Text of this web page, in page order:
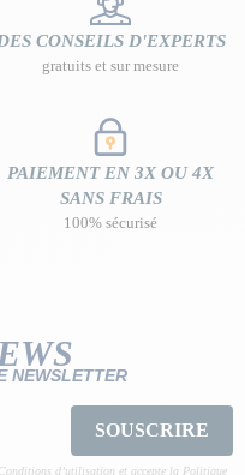
CONSEILS D'EXPERTS
gratuits et sur mesure
PAIEMENT EN 3X OU 4X
SANS FRAIS
100% sécurisé
NEWSLETTER
SOUSCRIRE
d’utilisation et accepte la Politique